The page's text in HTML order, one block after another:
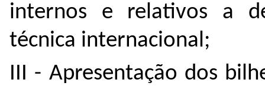
internos e relativos a
técnica internacional;
III - Apresentação dos